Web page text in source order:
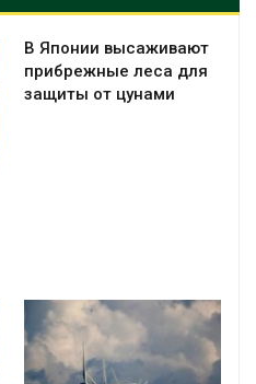
В Японии высаживают
прибрежные леса для
защиты от цунами